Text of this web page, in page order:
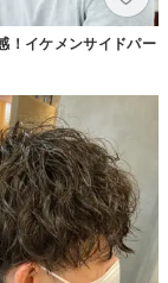
！イケメンサイドパー